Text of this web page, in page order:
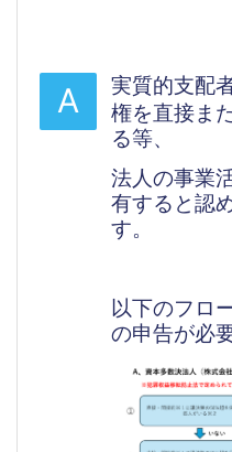
A
実質的支配
権を直接ま
る等、
法人の事業
有すると認
す。
以下のフロ
の申告が必